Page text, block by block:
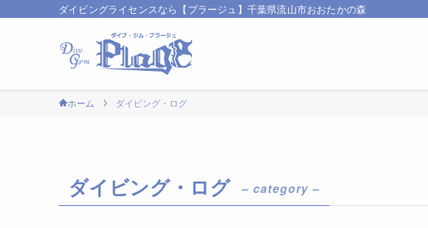
ダイビングライセンスなら【プラージュ】千葉県流山市おおたかの森
ホーム ダイビング・ログ
ダイビング・ログ – category –